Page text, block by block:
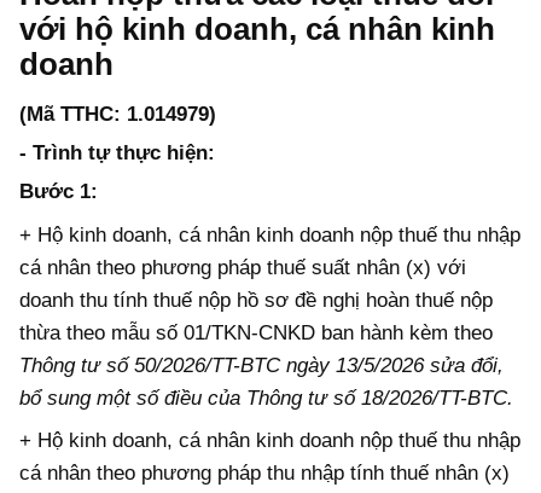
với hộ kinh doanh, cá nhân kinh
doanh
(Mã TTHC: 1.014979)
- Trình tự thực hiện:
Bước 1:
+ Hộ kinh doanh, cá nhân kinh doanh nộp thuế thu nhập
cá nhân theo phương pháp thuế suất nhân (x) với
doanh thu tính thuế nộp hồ sơ đề nghị hoàn thuế nộp
thừa theo mẫu số 01/TKN-CNKD ban hành kèm theo
Thông tư số 50/2026/TT-BTC ngày 13/5/2026 sửa đổi,
bổ sung một số điều của Thông tư số 18/2026/TT-BTC.
+ Hộ kinh doanh, cá nhân kinh doanh nộp thuế thu nhập
cá nhân theo phương pháp thu nhập tính thuế nhân (x)